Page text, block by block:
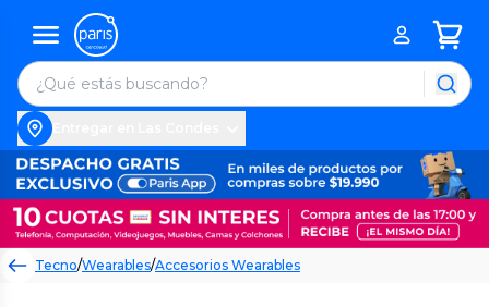
Tecno/Wearables/Accesorios Wearables